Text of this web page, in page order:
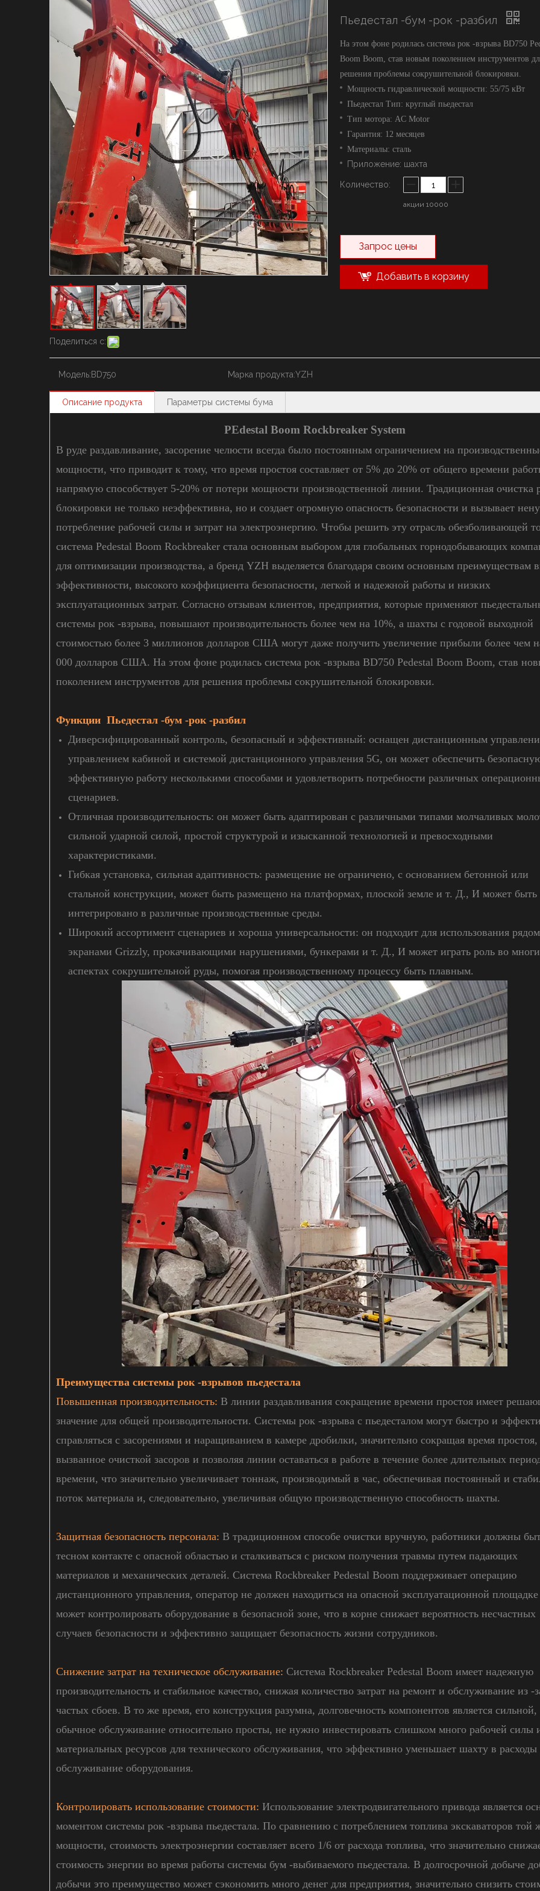
Гидравлический выключатель марки YZH
Гидравлический молот марки Rammer
Индивидуальная система стрел
Поделиться с:
Пьедестал -бум -рок -разбил
На этом фоне родилась система рок -взрыва BD750
Boom Boom, став новым поколением инструментов
решения проблемы сокрушительной блокировки.
Мощность гидравлической мощности: 55/75 кВт
Пьедестал Тип: круглый пьедестал
Тип мотора: AC Motor
Гарантия: 12 месяцев
Материалы: сталь
Приложение: шахта
Количество:
акции 10000
Запрос цены
Добавить в корзину
Модель:BD750 Марка продукта:YZH
Описание продукта Параметры системы бума
PEdestal Boom Rockbreaker System
В руде раздавливание, засорение челюсти всегда было постоянным ограничением на
мощности, что приводит к тому, что время простоя составляет от 5% до 20% от общего времени
напрямую способствует 5-20% от потери мощности производственной линии. Традиционная очистка
блокировки не только неэффективна, но и создает огромную опасность безопасности и вызывает
потребление рабочей силы и затрат на электроэнергию. Чтобы решить эту отрасль обезболивающей
система Pedestal Boom Rockbreaker стала основным выбором для глобальных горнодобывающих
для оптимизации производства, а бренд YZH выделяется благодаря своим основным преимуществам
эффективности, высокого коэффициента безопасности, легкой и надежной работы и низких
эксплуатационных затрат. Согласно отзывам клиентов, предприятия, которые применяют
системы рок -взрыва, повышают производительность более чем на 10%, а шахты с годовой выходной
стоимостью более 3 миллионов долларов США могут даже получить увеличение прибыли более чем
000 долларов США. На этом фоне родилась система рок -взрыва BD750 Pedestal Boom Boom, став
поколением инструментов для решения проблемы сокрушительной блокировки.
Функции Пьедестал -бум -рок -разбил
Диверсифицированный контроль, безопасный и эффективный: оснащен дистанционным
управлением кабиной и системой дистанционного управления 5G, он может обеспечить
эффективную работу несколькими способами и удовлетворить потребности различных
сценариев.
Отличная производительность: он может быть адаптирован с различными типами молчаливых
сильной ударной силой, простой структурой и изысканной технологией и превосходными
характеристиками.
Гибкая установка, сильная адаптивность: размещение не ограничено, с основанием бетонной или
стальной конструкции, может быть размещено на платформах, плоской земле и т. Д., И может быть
интегрировано в различные производственные среды.
Широкий ассортимент сценариев и хороша универсальности: он подходит для использования
экранами Grizzly, прокачивающими нарушениями, бункерами и т. Д., И может играть роль во
аспектах сокрушительной руды, помогая производственному процессу быть плавным.
Преимущества системы рок -взрывов пьедестала
Повышенная производительность: В линии раздавливания сокращение времени простоя имеет
значение для общей производительности. Системы рок -взрыва с пьедесталом могут быстро и
справляться с засорениями и наращиванием в камере дробилки, значительно сокращая время простоя,
вызванное очисткой засоров и позволяя линии оставаться в работе в течение более длительных
времени, что значительно увеличивает тоннаж, производимый в час, обеспечивая постоянный и
поток материала и, следовательно, увеличивая общую производственную способность шахты.
Защитная безопасность персонала: В традиционном способе очистки вручную, работники должны
тесном контакте с опасной областью и сталкиваться с риском получения травмы путем падающих
материалов и механических деталей. Система Rockbreaker Pedestal Boom поддерживает операцию
дистанционного управления, оператор не должен находиться на опасной эксплуатационной
может контролировать оборудование в безопасной зоне, что в корне снижает вероятность несчастных
случаев безопасности и эффективно защищает безопасность жизни сотрудников.
Снижение затрат на техническое обслуживание: Система Rockbreaker Pedestal Boom имеет надежную
производительность и стабильное качество, снижая количество затрат на ремонт и обслуживание из -
частых сбоев. В то же время, его конструкция разумна, долговечность компонентов является сильной,
обычное обслуживание относительно просты, не нужно инвестировать слишком много рабочей силы
материальных ресурсов для технического обслуживания, что эффективно уменьшает шахту в расходы
обслуживание оборудования.
Контролировать использование стоимости: Использование электродвигательного привода является
моментом системы рок -взрыва пьедестала. По сравнению с потреблением топлива экскаваторов той
мощности, стоимость электроэнергии составляет всего 1/6 от расхода топлива, что значительно
стоимость энергии во время работы системы бум -выбиваемого пьедестала. В долгосрочной добыче
добычи это преимущество может сэкономить много денег для предприятия, значительно снизить